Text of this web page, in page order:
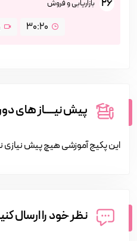
26 بازاریابی و فروش
30:20
پیش نیــــاز های
این پکیج آموزشی هیچ پیش نیازی
نظر خود را ارسال